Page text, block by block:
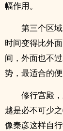
幅作用。
第三个区
时间变得比外
间，外面也不
势，最适合的
修行宫殿
越是必不可少
像秦彦这样自